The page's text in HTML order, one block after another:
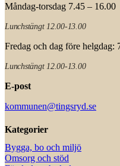
Måndag-torsdag 7.45 – 16.00
Lunchstängt 12.00-13.00
Fredag och dag före helgdag:
Lunchstängt 12.00-13.00
E-post
kommunen@tingsryd.se
Kategorier
Bygga, bo och miljö
Omsorg och stöd